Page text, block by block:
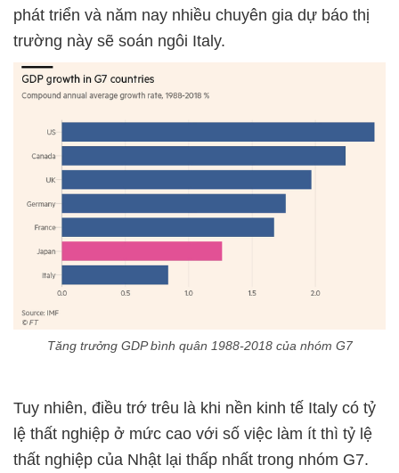
phát triển và năm nay nhiều chuyên gia dự báo thị
trường này sẽ soán ngôi Italy.
Tăng trưởng GDP bình quân 1988-2018 của nhóm G7
Tuy nhiên, điều trớ trêu là khi nền kinh tế Italy có tỷ
lệ thất nghiệp ở mức cao với số việc làm ít thì tỷ lệ
thất nghiệp của Nhật lại thấp nhất trong nhóm G7.